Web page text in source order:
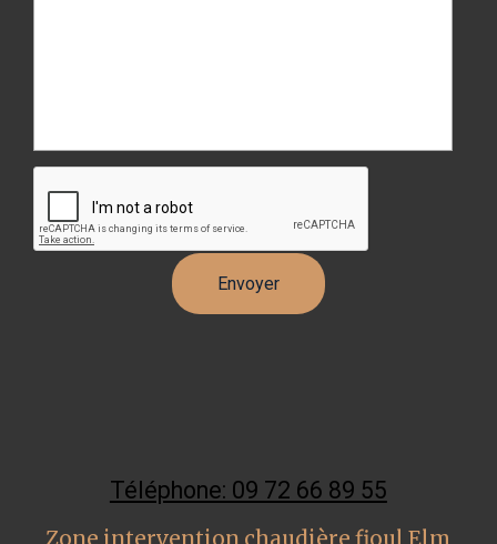
Téléphone: 09 72 66 89 55
Zone intervention chaudière fioul Elm